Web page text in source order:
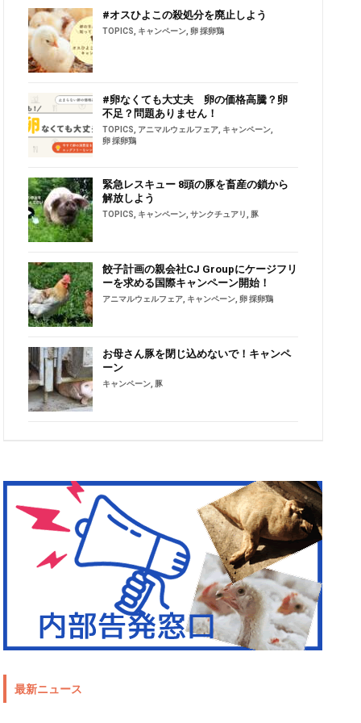
#オスひよこの殺処分を廃止しよう
TOPICS キャンペーン 卵 採卵鶏
#卵なくても大丈夫 卵の価格高騰？卵
不足？問題ありません！
TOPICS アニマルウェルフェア キャンペーン
卵 採卵鶏
緊急レスキュー 8頭の豚を畜産の鎖から
解放しよう
TOPICS キャンペーン ,サンクチュアリ 豚
餃子計画の親会社CJ Groupにケージフリ
ーを求める国際キャンペーン開始！
アニマルウェルフェア キャンペーン 卵 採卵鶏
お母さん豚を閉じ込めないで！キャンペ
ーン
キャンペーン 豚
最新ニュース